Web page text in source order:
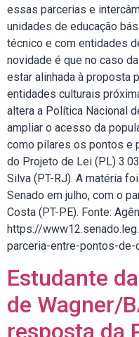
essas parcerias e
unidades de educação
técnico e com entidades
novidade é que no caso
estar alinhada à proposta
entidades culturais
altera a Política Nacional
ampliar o acesso da
como pilares os pontos e
do Projeto de Lei (PL)
Silva (PT-RJ). A matéria
Senado em julho, com o
Costa (PT-PE). Fonte:
https://
parceria-entre-pontos-
Estudante
de Wagner/
resposta da